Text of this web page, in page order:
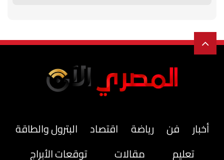
أخبار فن رياضة اقتصاد
البترول والطاقة
تعليم
مقالات توقعات الأبراج